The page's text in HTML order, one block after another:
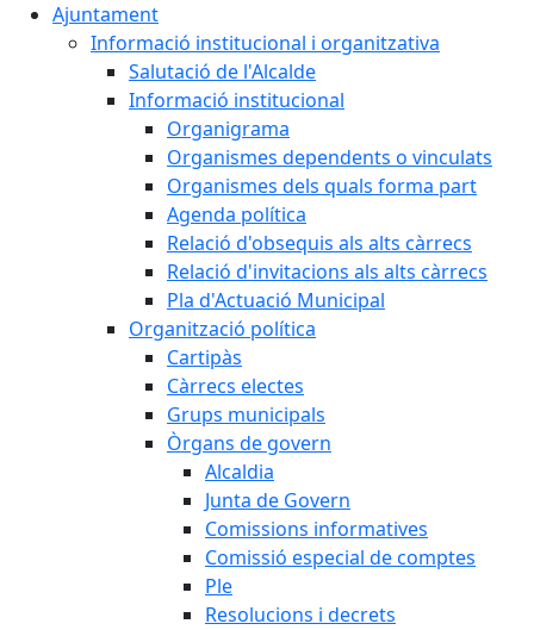
Ajuntament
Informació institucional i organitzativa
Salutació de l'Alcalde
Informació institucional
Organigrama
Organismes dependents o vinculats
Organismes dels quals forma part
Agenda política
Relació d'obsequis als alts càrrecs
Relació d'invitacions als alts càrrecs
Pla d'Actuació Municipal
Organització política
Cartipàs
Càrrecs electes
Grups municipals
Òrgans de govern
Alcaldia
Junta de Govern
Comissions informatives
Comissió especial de comptes
Ple
Resolucions i decrets